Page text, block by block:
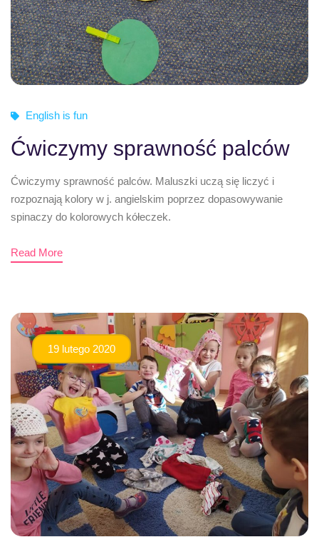
English is fun
Ćwiczymy sprawność palców
Ćwiczymy sprawność palców. Maluszki uczą się liczyć i
rozpoznają kolory w j. angielskim poprzez dopasowywanie
spinaczy do kolorowych kółeczek.
Read More
19 lutego 2020